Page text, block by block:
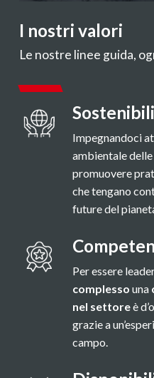
I nostri valori
Le nostre linee guida,
Impegnandoci
ambientale
promuovere
che tengano
future del
Per essere
complesso una
nel settoreè
grazie a
campo.